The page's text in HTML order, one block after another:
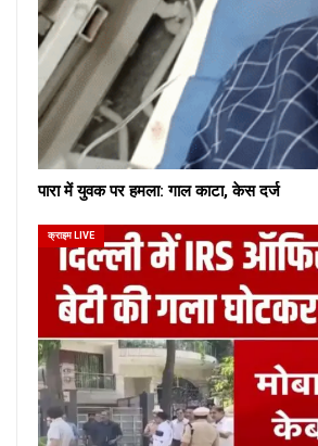
पारा में युवक पर हमला: गाल काटा, केस दर्ज
क्राइम LIVE